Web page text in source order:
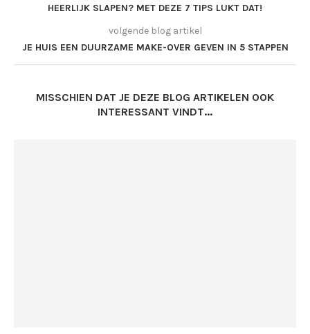
HEERLIJK SLAPEN? MET DEZE 7 TIPS LUKT DAT!
volgende blog artikel
JE HUIS EEN DUURZAME MAKE-OVER GEVEN IN 5 STAPPEN
MISSCHIEN DAT JE DEZE BLOG ARTIKELEN OOK
INTERESSANT VINDT...